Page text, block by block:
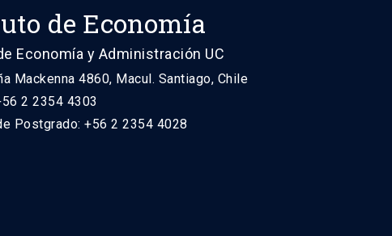
de Economía
Economía y Administración UC
Mackenna 4860, Macul. Santiago, Chile
2 2354 4303
Postgrado: +56 2 2354 4028